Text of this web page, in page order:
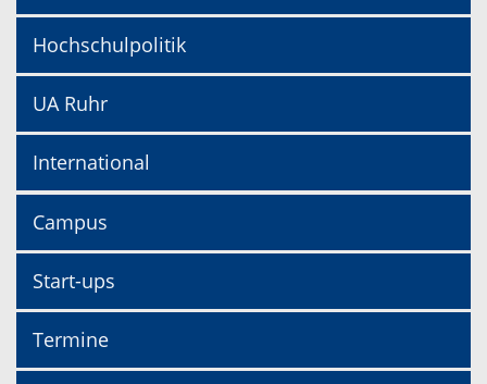
Hochschulpolitik
UA Ruhr
International
Campus
Start-ups
Termine